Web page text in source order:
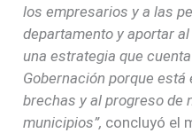
los empresarios y a las
departamento y aportar
una estrategia que
Gobernación porque
brechas y al progreso de
municipios”, concluyó el